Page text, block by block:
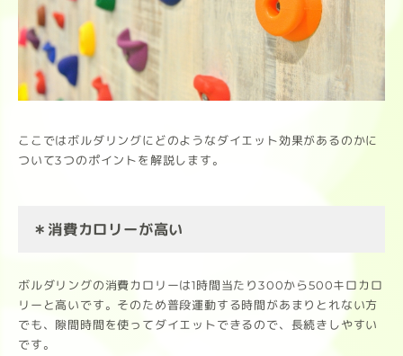
ここではボルダリングにどのようなダイエット効果があるのかに
ついて3つのポイントを解説します。
＊消費カロリーが高い
ボルダリングの消費カロリーは1時間当たり300から500キロカロ
リーと高いです。そのため普段運動する時間があまりとれない方
でも、隙間時間を使ってダイエットできるので、長続きしやすい
です。